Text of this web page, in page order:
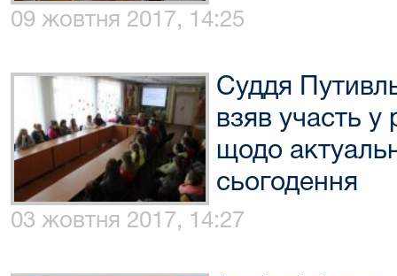
09 жовтня 2017, 14:25
Суддя
взяв участь у
щодо
сьогодення
03 жовтня 2017, 14:27